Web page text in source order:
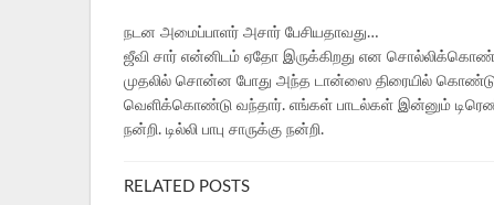
நடன அமைப்பாளர் அசார் பேசியதாவது…
ஜீவி சார் என்னிடம் ஏதோ இருக்கிறது என
முதலில் சொன்ன போது அந்த டான்ஸை திரையில்
வெளிக்கொண்டு வந்தார். எங்கள் பாடல்கள் இன்னும்
நன்றி. டில்லி பாபு சாருக்கு நன்றி.
RELATED POSTS